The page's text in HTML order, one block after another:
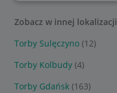
Zobacz w innej lokalizacji
Torby Sulęczyno (12)
Torby Kolbudy (4)
Torby Gdańsk (163)